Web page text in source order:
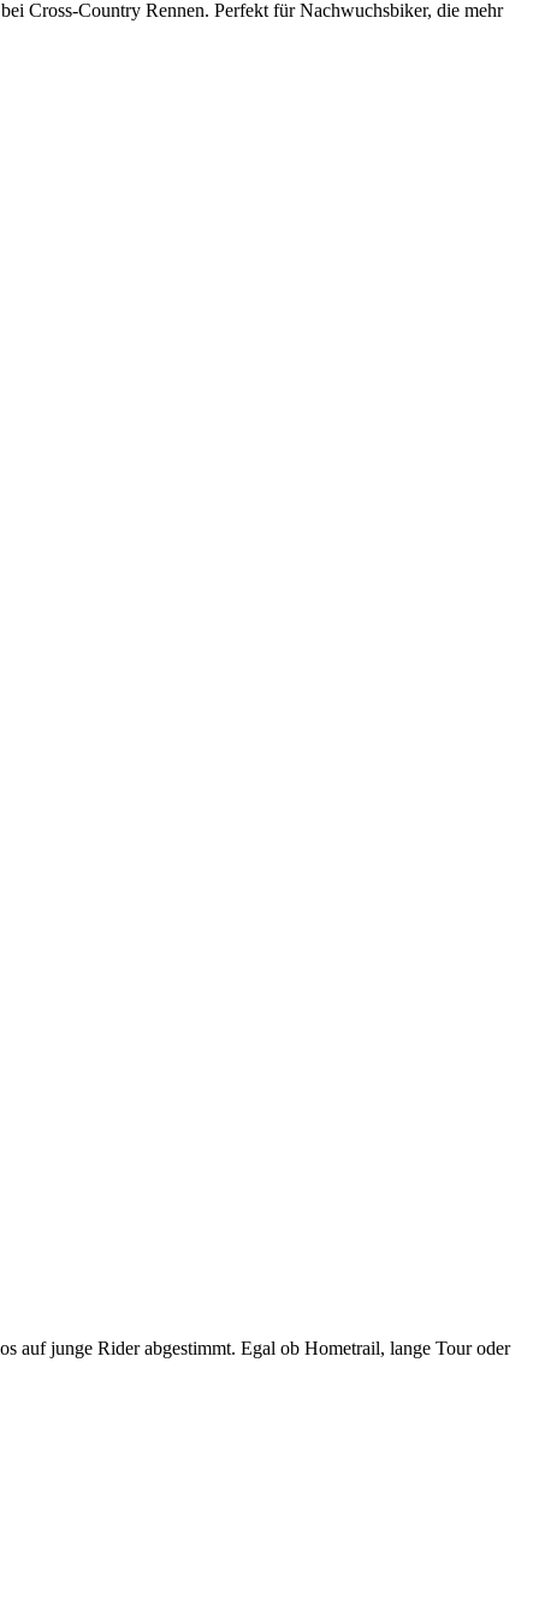
Cross-Country Rennen. Perfekt für Nachwuchsbiker, die mehr
auf junge Rider abgestimmt. Egal ob Hometrail, lange Tour oder